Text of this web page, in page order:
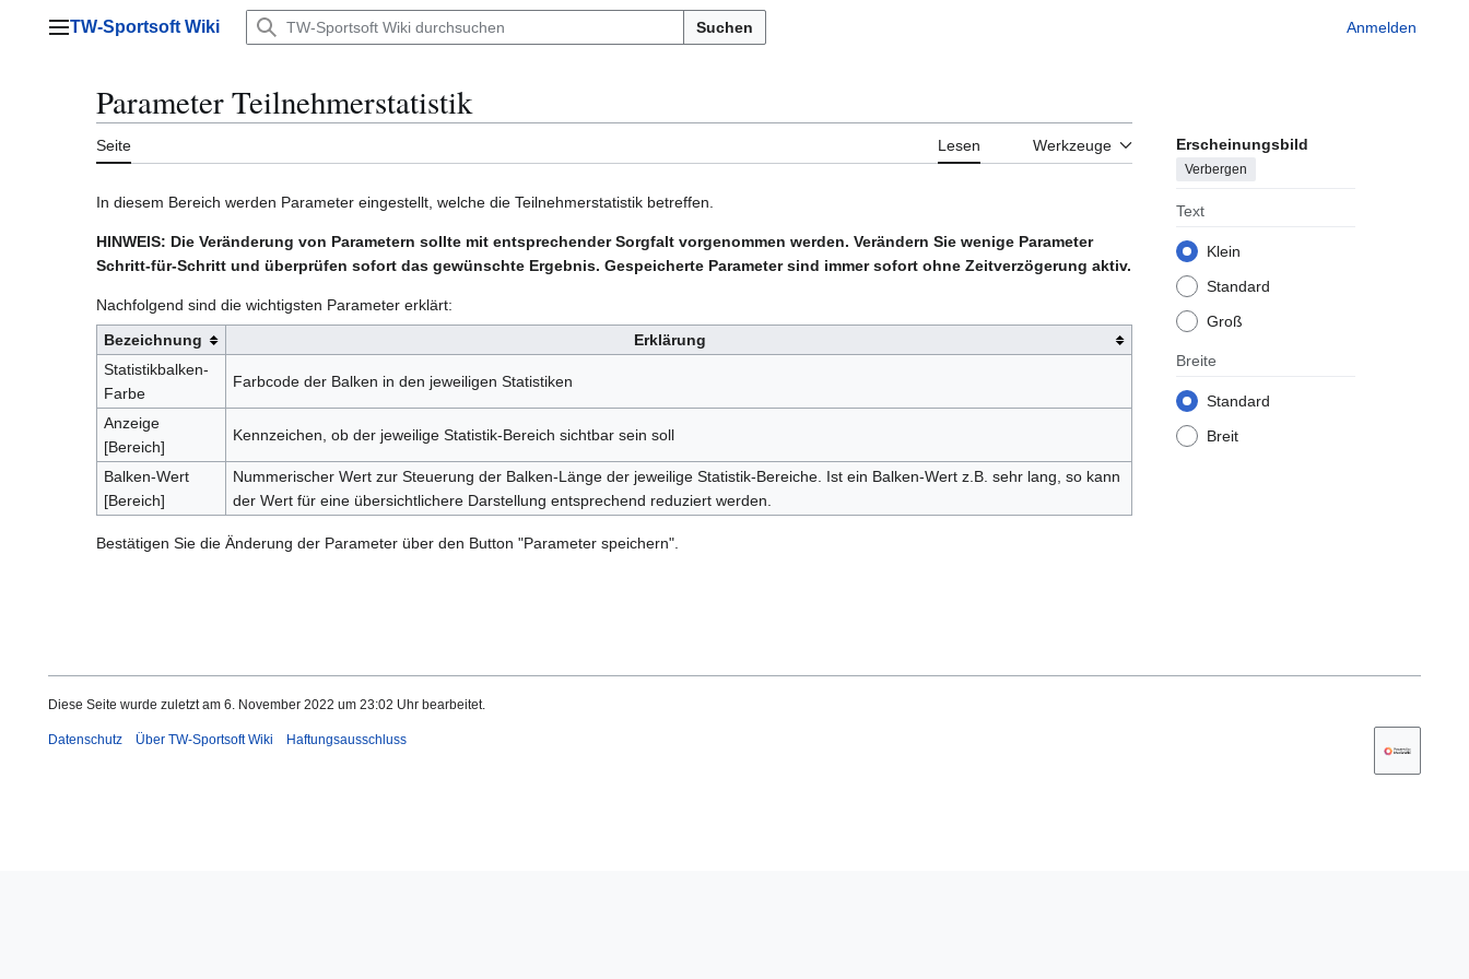
Hauptmenü
TW-Sportsoft Wiki Suchen Anmelden
Parameter Teilnehmerstatistik
Seite Lesen Werkzeuge Erscheinungsbild
Verbergen
Text
Klein
Standard
Groß
Breite
Standard
Breit
In diesem Bereich werden Parameter eingestellt, welche die Teilnehmerstatistik betreffen.
HINWEIS: Die Veränderung von Parametern sollte mit entsprechender Sorgfalt vorgenommen werden. Verändern Sie wenige Parameter
Schritt-für-Schritt und überprüfen sofort das gewünschte Ergebnis. Gespeicherte Parameter sind immer sofort ohne Zeitverzögerung aktiv.
Nachfolgend sind die wichtigsten Parameter erklärt:
Bezeichnung
Erklärung
Statistikbalken-
Farbe
Farbcode der Balken in den jeweiligen Statistiken
Anzeige
[Bereich]
Kennzeichen, ob der jeweilige Statistik-Bereich sichtbar sein soll
Balken-Wert
[Bereich]
Nummerischer Wert zur Steuerung der Balken-Länge der jeweilige Statistik-Bereiche. Ist ein Balken-Wert z.B. sehr lang, so kann
der Wert für eine übersichtlichere Darstellung entsprechend reduziert werden.
Bestätigen Sie die Änderung der Parameter über den Button "Parameter speichern".
Diese Seite wurde zuletzt am 6. November 2022 um 23:02 Uhr bearbeitet.
Datenschutz Über TW-Sportsoft Wiki Haftungsausschluss